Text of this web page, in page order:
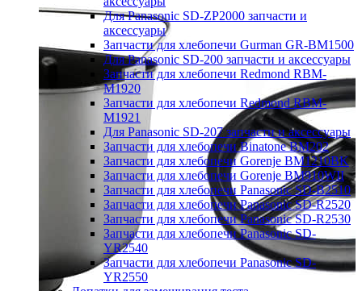
Для Panasonic SD-ZP2000 запчасти и
аксессуары
Запчасти для хлебопечи Gurman GR-BM1500
Для Panasonic SD-200 запчасти и аксессуары
Запчасти для хлебопечи Redmond RBM-
M1920
Запчасти для хлебопечи Redmond RBM-
M1921
Для Panasonic SD-207 запчасти и аксессуары
Запчасти для хлебопечи Binatone BM202
Запчасти для хлебопечи Gorenje BM1210BK
Запчасти для хлебопечи Gorenje BM910WII
Запчасти для хлебопечи Panasonic SD-B2510
Запчасти для хлебопечи Panasonic SD-R2520
Запчасти для хлебопечи Panasonic SD-R2530
Запчасти для хлебопечи Panasonic SD-
YR2540
Запчасти для хлебопечи Panasonic SD-
YR2550